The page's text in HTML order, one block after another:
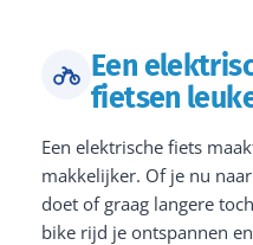
Een
fietsen
Een elektrische fiets
makkelijker. Of je nu
doet of graag langere
bike rijd je ontspannen